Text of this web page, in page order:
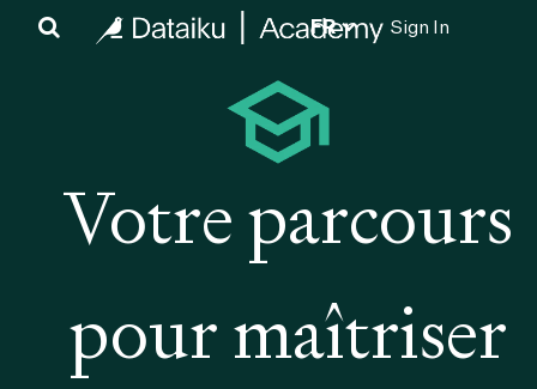
FR Sign In
Votre parcours
pour maîtriser